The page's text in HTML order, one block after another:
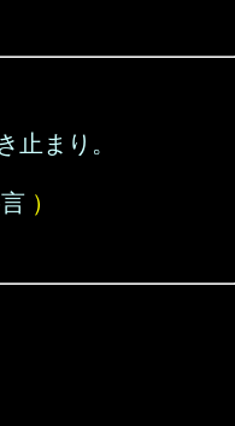
止まり。
）